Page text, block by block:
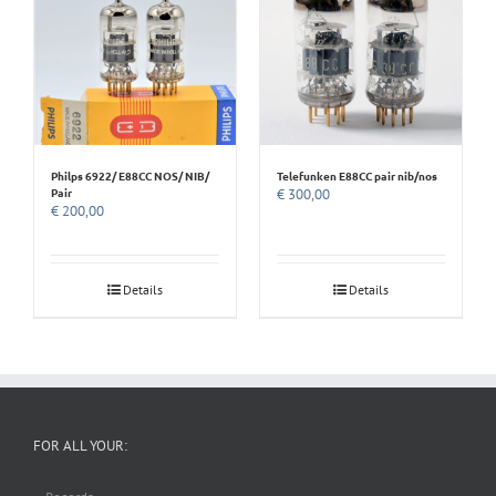
Philps 6922/ E88CC NOS/ NIB/
Pair
€ 200,00
Details
Telefunken E88CC pair nib/nos
€ 300,00
Details
FOR ALL YOUR: